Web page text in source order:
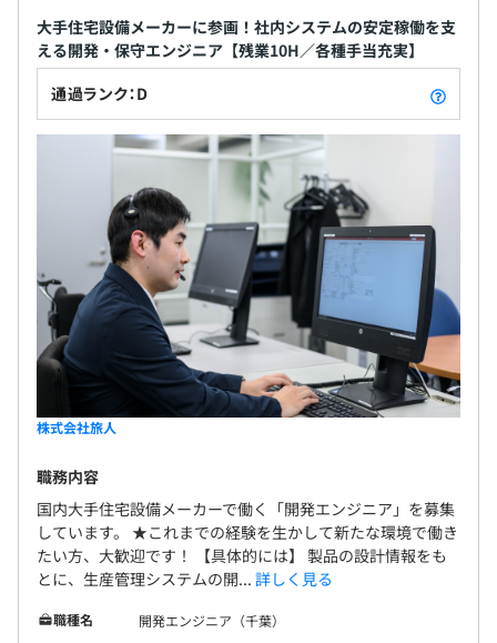
※対象資格は全70種類以上（ITパスポート、MOS、秘書
検定など）
■紹介手当（スタッフを紹介した社員に対して支給）
◎全社員平均は、各回基本給の1.5カ月分程度
年1回（7月）
社会保険完備（健康保険・厚生年金加入・雇用保険・労災
◎関東ITソフトウェア健康保険組合加入
無期雇用
主要地域を安定的なサポートでカバー〜 東京・横
浜・千葉の各拠点より首都圏主要地域をカバー。技
術を持った従業員が現地へ赴き、安定的なサポート
を提供いたします。 ▍システムソリューション シス
テムの企画から開発、運用・保守まで、総合的なソ
リューションを提供いたします。 お客様に必要なシ
ステムの要件定義から設計・開発までを中心に、機
材やサービスの選定・調達、環境構築、稼働後の運
用やサポート、保守に至るまでのトータルなシステ
ム開発サービスを提供いたします。ビジネスのジャン
ルを選ばず、総合的なシステム構築を手がけていま
す。
大手住宅設備メーカーに参画！社内システムの安定稼働を支
える開発・保守エンジニア【残業10H／各種手当充実】
通過ランク：D
株式会社旅人
職務内容
国内大手住宅設備メーカーで働く「開発エンジニア」を募集
しています。 ★これまでの経験を生かして新たな環境で働き
たい方、大歓迎です！ 【具体的には】 製品の設計情報をも
とに、生産管理システムの開... 詳しく見る
職種名
開発エンジニア（千葉）